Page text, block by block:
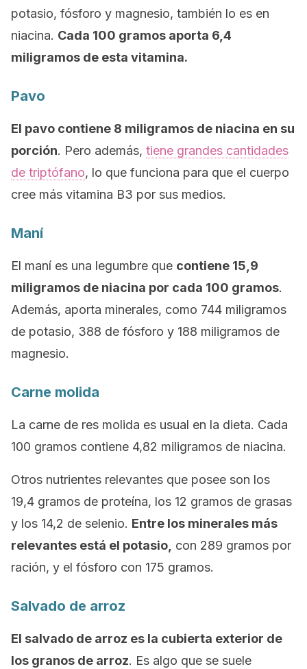
potasio, fósforo y magnesio, también lo es en
niacina. Cada 100 gramos aporta 6,4
miligramos de esta vitamina.
Pavo
El pavo contiene 8 miligramos de niacina en su
porción. Pero además, tiene grandes cantidades
de triptófano, lo que funciona para que el cuerpo
cree más vitamina B3 por sus medios.
Maní
El maní es una legumbre que contiene 15,9
miligramos de niacina por cada 100 gramos.
Además, aporta minerales, como 744 miligramos
de potasio, 388 de fósforo y 188 miligramos de
magnesio.
Carne molida
La carne de res molida es usual en la dieta. Cada
100 gramos contiene 4,82 miligramos de niacina.
Otros nutrientes relevantes que posee son los
19,4 gramos de proteína, los 12 gramos de grasas
y los 14,2 de selenio. Entre los minerales más
relevantes está el potasio, con 289 gramos por
ración, y el fósforo con 175 gramos.
Salvado de arroz
El salvado de arroz es la cubierta exterior de
los granos de arroz. Es algo que se suele